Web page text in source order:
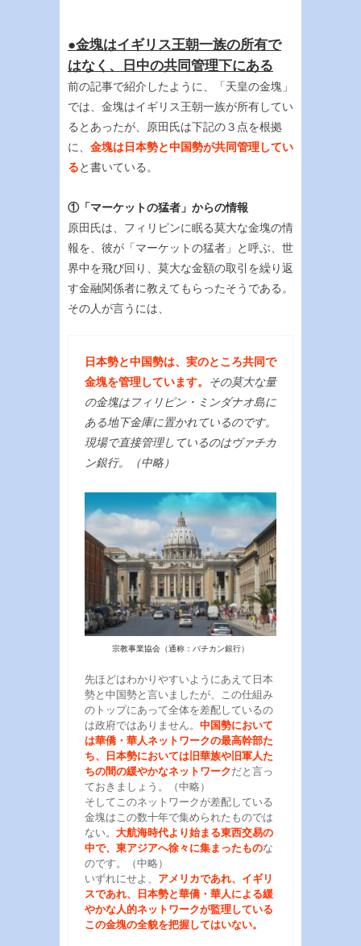
●金塊はイギリス王朝一族の所有で
はなく、日中の共同管理下にある
前の記事で紹介したように、「天皇の金塊」
では、金塊はイギリス王朝一族が所有してい
るとあったが、原田氏は下記の３点を根拠
に、 金塊は日本勢と中国勢が共同管理してい
ると書いている。
①「マーケットの猛者」からの情報
原田氏は、フィリピンに眠る莫大な金塊の情
報を、彼が「マーケットの猛者」と呼ぶ、世
界中を飛び回り、莫大な金額の取引を繰り返
す金融関係者に教えてもらったそうである。
その人が言うには、
日本勢と中国勢は、実のところ共同で
金塊を管理しています。
その莫大な量
の金塊はフィリピン・ミンダナオ島に
ある地下金庫に置かれているのです。
現場で直接管理しているのはヴァチカ
ン銀行。（中略）
宗教事業協会（通称：バチカン銀行）
先ほどはわかりやすいようにあえて日本
勢と中国勢と言いましたが、この仕組み
のトップにあって全体を差配しているの
は政府ではありません。 中国勢において
は華僑・華人ネットワークの最高幹部た
ち、日本勢においては旧華族や旧軍人た
ちの間の緩やかなネットワークだと言っ
ておきましょう。（中略）
そしてこのネットワークが差配している
金塊はこの数十年で集められたものでは
ない。 大航海時代より始まる東西交易の
中で、東アジアへ徐々に集まったものな
のです。（中略）
いずれにせよ、 アメリカであれ、イギリ
スであれ、日本勢と華僑・華人による緩
やかな人的ネットワークが監理している
この金塊の全貌を把握してはいない。